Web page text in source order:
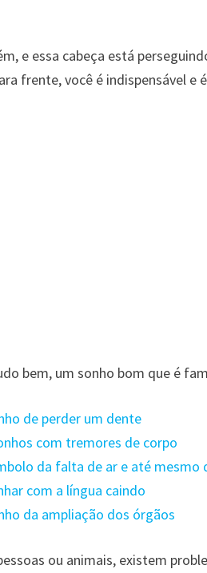
e essa cabeça está
frente, você é indispensável e
bem, um sonho bom que é
de perder um dente
com tremores de corpo
da falta de ar e até mesmo
com a língua caindo
da ampliação dos órgãos
ou animais, existem